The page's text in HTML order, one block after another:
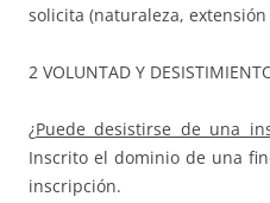
solicita (naturaleza,
2 VOLUNTAD Y
¿Puede desistirse de una
Inscrito el dominio de una
inscripción.